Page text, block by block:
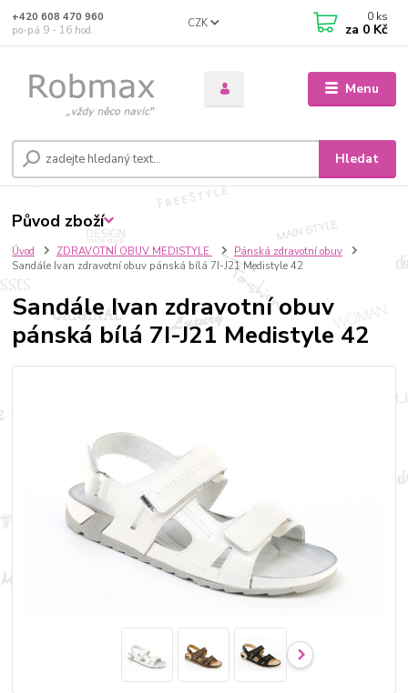
Menu
CZK
Hledat
+420 608 470 960
po-pá 9 - 16 hod.
0 ks
za 0 Kč
Úvod ZDRAVOTNÍ OBUV MEDISTYLE
Pánská zdravotní obuv
Sandále Ivan zdravotní obuv pánská bílá 7I-J21 Medistyle 42
Sandále Ivan zdravotní obuv
pánská bílá 7I-J21 Medistyle 42
Původ zboží